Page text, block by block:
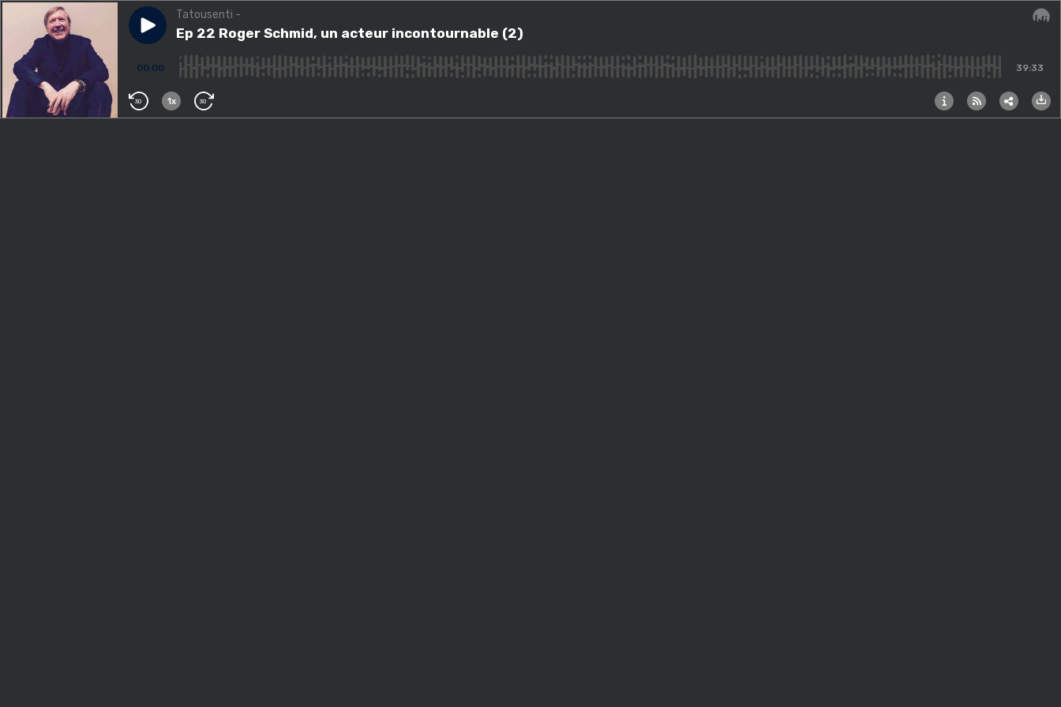
Play episodeEp 22 Roger Schmid, un acteur incontournable (2)
Tatousenti -
Ep 22 Roger Schmid, un acteur incontournable (2)
00:00 39:33
30 1x 30